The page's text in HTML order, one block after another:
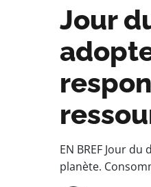
Jour
EN BREF Jour
planète.